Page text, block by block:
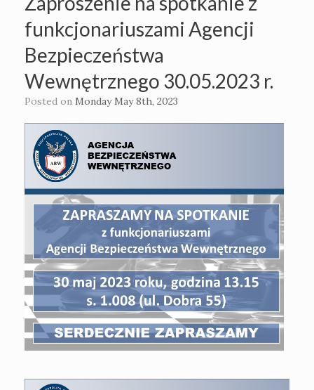
funkcjonariuszami Agencji
Bezpieczeństwa
Wewnętrznego 30.05.2023 r.
Posted on Monday May 8th, 2023